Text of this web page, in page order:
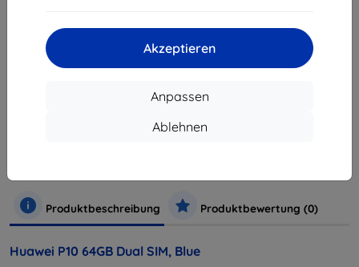
Akzeptieren
Anpassen
Ablehnen
ausverkauft
Produktbeschreibung Produktbewertung (0)
Huawei P10 64GB Dual SIM, Blue